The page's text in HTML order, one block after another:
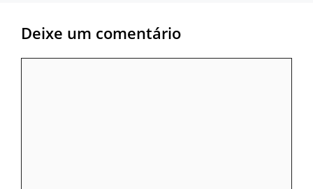
Deixe um comentário